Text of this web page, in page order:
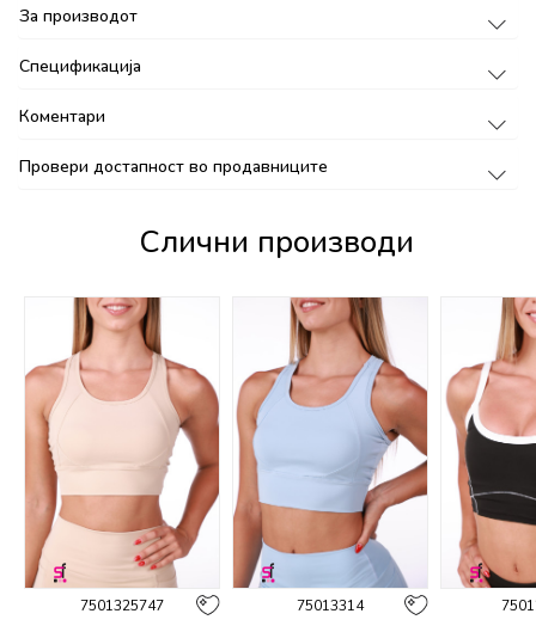
За производот
Спецификација
Коментари
Провери достапност во продавниците
Слични производи
7501325747 75013314